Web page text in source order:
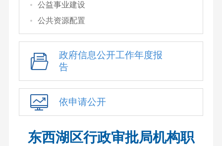
公益事业建设
公共资源配置
政府信息公开工作年度报
告
依申请公开
东西湖区行政审批局机构职